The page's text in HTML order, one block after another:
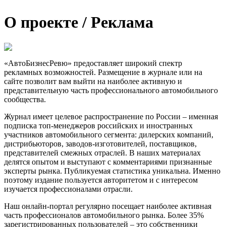
О проекте / Реклама
«АвтоБизнесРевю» предоставляет широкий спектр
рекламных возможностей. Размещение в журнале или на
сайте позволит вам выйти на наиболее активную и
представительную часть профессионального автомобильного
сообщества.
Журнал имеет целевое распространение по России – именная
подписка топ-менеджеров российских и иностранных
участников автомобильного сегмента: дилерских компаний,
дистрибьюторов, заводов-изготовителей, поставщиков,
представителей смежных отраслей. В наших материалах
делятся опытом и выступают с комментариями признанные
эксперты рынка. Публикуемая статистика уникальна. Именно
поэтому издание пользуется авторитетом и с интересом
изучается профессионалами отрасли.
Наш онлайн-портал регулярно посещает наиболее активная
часть профессионалов автомобильного рынка. Более 35%
зарегистрированных пользователей – это собственники